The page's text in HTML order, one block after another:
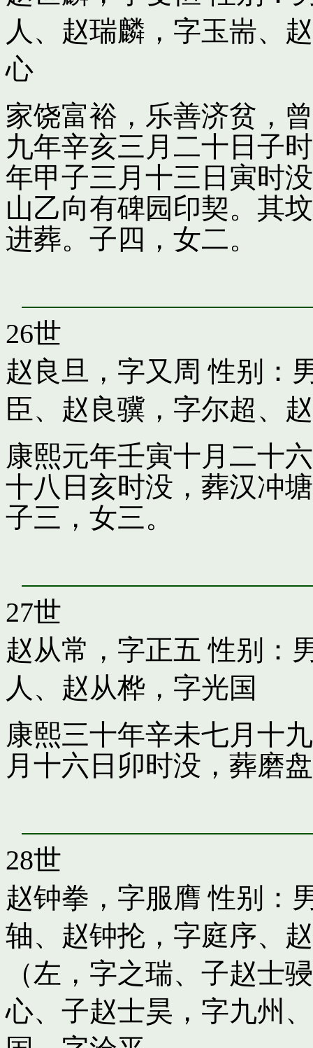
人 、 赵瑞麟，字玉耑、
心
家饶富裕，乐善济贫，
九年辛亥三月二十日子
年甲子三月十三日寅时
山乙向有碑园印契。其
进葬。子四，女二。
26世
赵良旦，字又周 性别：
臣、 赵良骥，字尔超 、
康熙元年壬寅十月二十
十八日亥时没，葬汉冲
子三，女三。
27世
赵从常，字正五 性别：
人 、 赵从桦，字光国
康熙三十年辛未七月十
月十六日卯时没，葬磨
28世
赵钟拳，字服膺 性别：
轴、 赵钟抡，字庭序、
（左，字之瑞、子赵士
心、子赵士昊，字九州